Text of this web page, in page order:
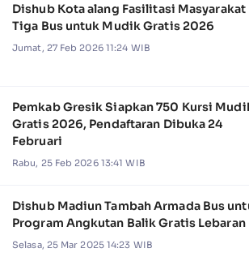
Dishub Kota alang Fasilitasi Masyarakat
Tiga Bus untuk Mudik Gratis 2026
Jumat, 27 Feb 2026 11:24 WIB
Pemkab Gresik Siapkan 750 Kursi
Gratis 2026, Pendaftaran Dibuka 24
Februari
Rabu, 25 Feb 2026 13:41 WIB
Dishub Madiun Tambah Armada Bus
Program Angkutan Balik Gratis Lebaran
Selasa, 25 Mar 2025 14:23 WIB